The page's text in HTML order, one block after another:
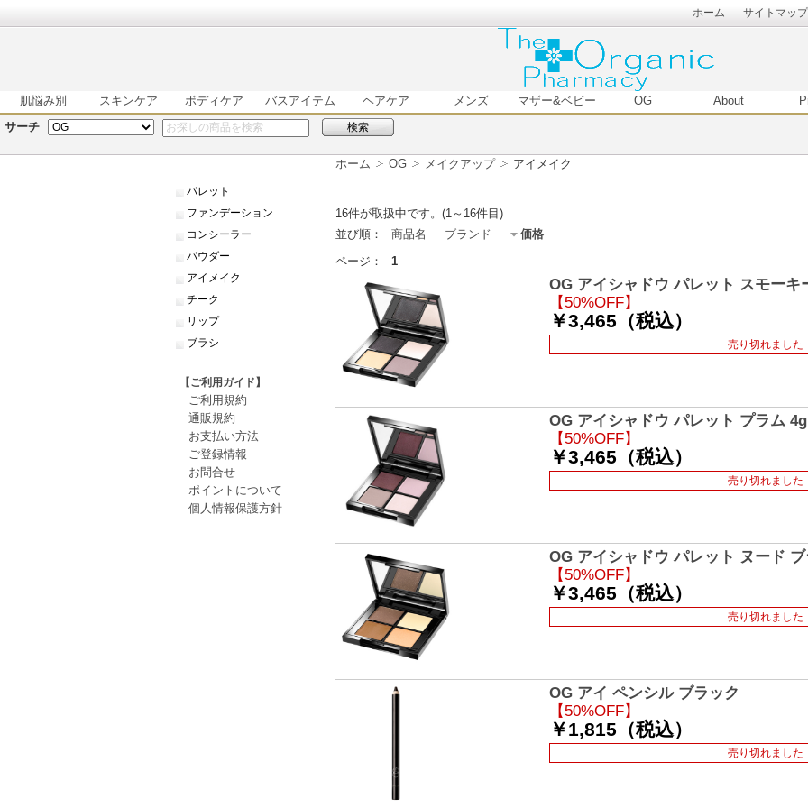
ホーム サイトマップ
肌悩み別 スキンケア ボディケア バスアイテム ヘアケア メンズ マザー&ベビー OG About
サーチ
検索
ホーム OG メイクアップ アイメイク
16件が取扱中です。(1～16件目)
並び順：
商品名 ブランド
価格
ページ：
1
OG アイシャドウ パレット スモーキ
【50%OFF】
￥3,465（税込）
売り切れました
OG アイシャドウ パレット プラム 4g
【50%OFF】
￥3,465（税込）
売り切れました
OG アイシャドウ パレット ヌード
【50%OFF】
￥3,465（税込）
売り切れました
OG アイ ペンシル ブラック
【50%OFF】
￥1,815（税込）
売り切れました
パレット
ファンデーション
コンシーラー
パウダー
アイメイク
チーク
リップ
ブラシ
【ご利用ガイド】
ご利用規約
通販規約
お支払い方法
ご登録情報
お問合せ
ポイントについて
個人情報保護方針